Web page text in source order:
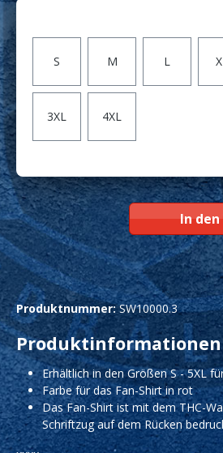
S M L
3XL 4XL
In
Produktnummer:SW10000.3
Produktinformationen
Erhältlich in den Größen S - 5XL
Farbe für das Fan-Shirt in rot
Das Fan-Shirt ist mit dem THC-
Schriftzug auf dem Rücken